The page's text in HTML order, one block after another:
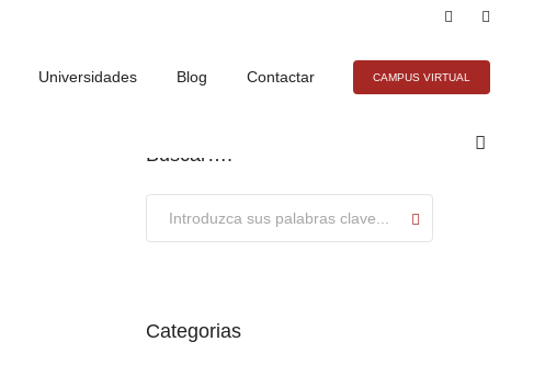
Universidades Blog Contactar CAMPUS VIRTUAL
Buscar….
Categorias